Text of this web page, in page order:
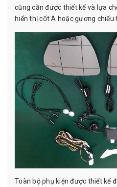
cũng cần được thiết kế và lựa
hiển thị cốt A hoặc gương chiếu
Toàn bộ phụ kiện được thiết kế